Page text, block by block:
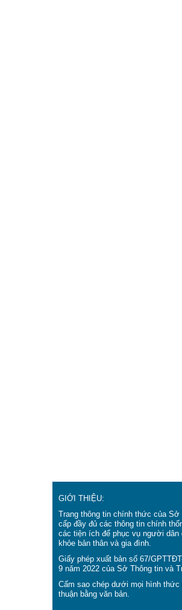
GIỚI THIỆU:
Trang thông tin chính thức của Sở
cấp đầy đủ các thông tin chính
các tiện ích để phục vụ người dân
khỏe bản thân và gia đình.
Giấy phép xuất bản số 67/
9 năm 2022 của Sở Thông tin và
Cấm sao chép dưới mọi hình
thuận bằng văn bản.